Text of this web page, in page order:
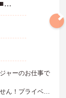
■介護支援専門員免許 ■普通自動車免許一種（AT限定可） ■実務経験有
ャーのお仕事で
ん！プライベー